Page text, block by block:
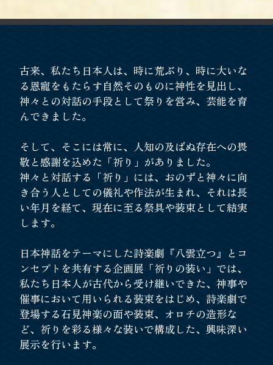
古来、私たち日本人は、時に荒ぶり、時に大いな
る恩寵をもたらす自然そのものに神性を見出し、
神々との対話の手段として祭りを営み、芸能を育
んできました。
そして、そこには常に、人知の及ばぬ存在への畏
敬と感謝を込めた「祈り」がありました。
神々と対話する「祈り」には、おのずと神々に向
き合う人としての儀礼や作法が生まれ、 それは長
い年月を経て、現在に至る祭具や装束として結実
します。
日本神話をテーマにした詩楽劇『八雲立つ』とコ
ンセプトを共有する企画展「祈りの装い」では、
私たち日本人が古代から受け継いできた、神事や
催事において用いられる装束をはじめ、 詩楽劇で
登場する石見神楽の面や装束、オロチの造形な
ど、祈りを彩る様々な装いで構成した、興味深い
展示を行います。